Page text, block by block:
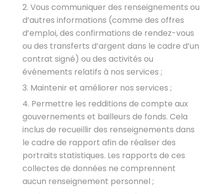
Vous communiquer des renseignements ou
d’autres informations (comme des offres
d’emploi, des confirmations de rendez-vous
ou des transferts d’argent dans le cadre d’un
contrat signé) ou des activités ou
événements relatifs à nos services ;
Maintenir et améliorer nos services ;
Permettre les redditions de compte aux
gouvernements et bailleurs de fonds. Cela
inclus de recueillir des renseignements dans
le cadre de rapport afin de réaliser des
portraits statistiques. Les rapports de ces
collectes de données ne comprennent
aucun renseignement personnel ;